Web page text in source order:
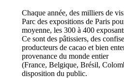
Chaque année, des milliers de
Parc des expositions de Paris
moyenne, les 300 à 400
Ce sont des pâtissiers, des
producteurs de cacao et bien
provenance du monde entier
(France, Belgique, Brésil,
disposition du public.